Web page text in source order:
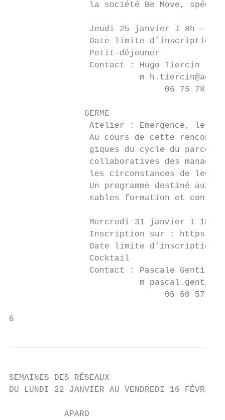
la société Be Move,
Jeudi 25 janvier I 8h –
Date limite d’inscription
                Petit-déjeuner
                Contact : Hugo Tiercin
m
06 75 78 26
               GERME
Atelier : Emergence, le
Au cours de cette
giques du cycle du
collaboratives des
les circonstances de leur
Un programme destiné aux
sables formation et
Mercredi 31 janvier I
Inscription sur :
Date limite d’inscription
                Cocktail
                Contact : Pascale Gentil
m
06 60 57 92
6
SEMAINES DES RÉSEAUX
DU LUNDI 22 JANVIER AU VENDREDI 16 FÉVRIER
           APARO